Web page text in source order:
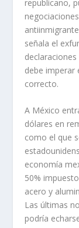
republicano,
señala el
debe imperar
correcto.
A México
dólares en
como el que
economía
50%
acero y
Las últimas
podría